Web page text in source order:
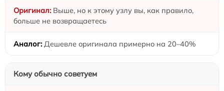
Выше, но к этому узлу вы, как правило,
больше не возвращаетесь
Дешевле оригинала примерно на 20–40%
Кому обычно советуем